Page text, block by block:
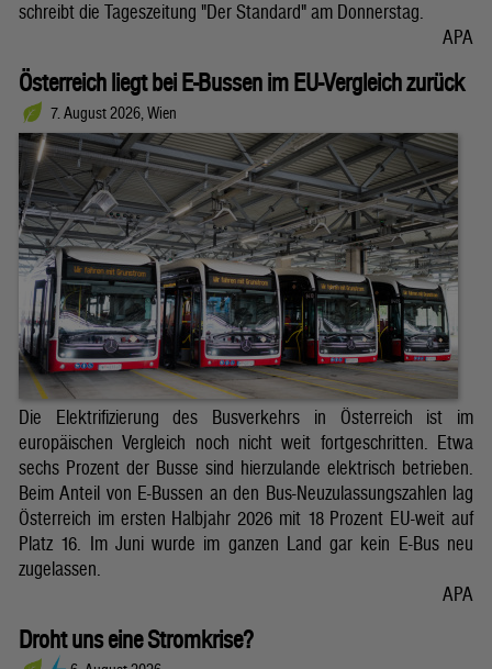
schreibt die Tageszeitung "Der Standard" am Donnerstag.
APA
Österreich liegt bei E-Bussen im EU-Vergleich zurück
7. August 2026, Wien
Die Elektrifizierung des Busverkehrs in Österreich ist im
europäischen Vergleich noch nicht weit fortgeschritten. Etwa
sechs Prozent der Busse sind hierzulande elektrisch betrieben.
Beim Anteil von E-Bussen an den Bus-Neuzulassungszahlen lag
Österreich im ersten Halbjahr 2026 mit 18 Prozent EU-weit auf
Platz 16. Im Juni wurde im ganzen Land gar kein E-Bus neu
zugelassen.
APA
Droht uns eine Stromkrise?